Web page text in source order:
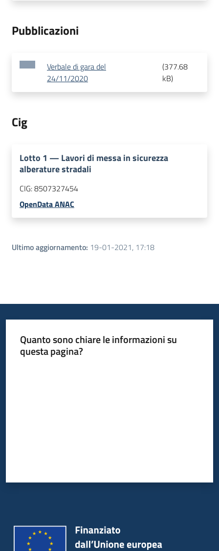
Pubblicazioni
Verbale di gara del
24/11/2020
(377.68
kB)
Cig
Lotto 1 — Lavori di messa in sicurezza
alberature stradali
CIG:8507327454
OpenData ANAC
Ultimo aggiornamento: 19-01-2021, 17:18
Quanto sono chiare le informazioni su
questa pagina?